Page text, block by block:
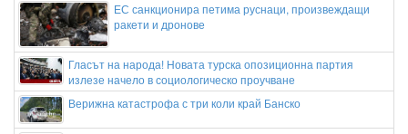
ЕС санкционира петима руснаци, произвеждащи
ракети и дронове
Гласът на народа! Новата турска опозиционна партия
излезе начело в социологическо проучване
Верижна катастрофа с три коли край Банско